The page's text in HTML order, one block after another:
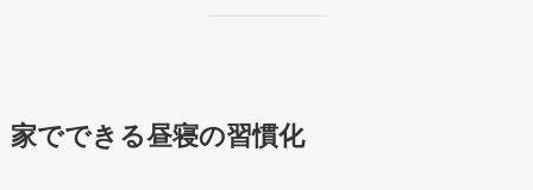
家でできる昼寝の習慣化